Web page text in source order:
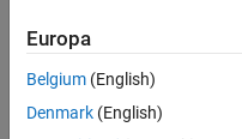
Follow
Messaggio
Europa
Belgium (English)
Denmark (English)